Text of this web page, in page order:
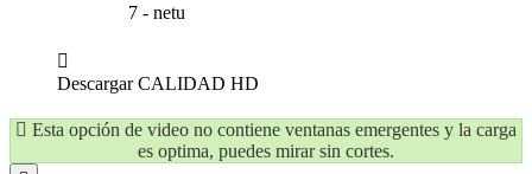
7 - netu
DescargarCALIDAD HD
Esta opción de video no contiene ventanas emergentes y la carga
es optima, puedes mirar sin cortes.